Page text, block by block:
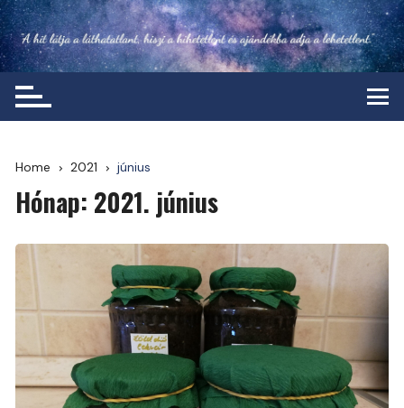
Skip
to
content
Home 2021 június
Hónap: 2021. június